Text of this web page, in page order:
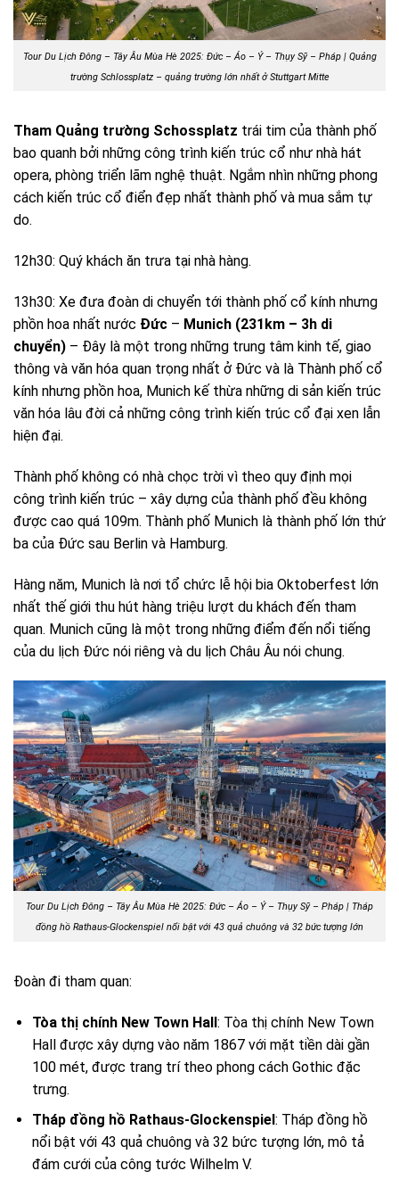
Tour Du Lịch Đông – Tây Âu Mùa Hè 2025: Đức – Áo – Ý – Thụy Sỹ – Pháp | Quảng
trường Schlossplatz – quảng trường lớn nhất ở Stuttgart Mitte
Tham Quảng trường Schossplatz trái tim của thành phố
bao quanh bởi những công trình kiến trúc cổ như nhà hát
opera, phòng triển lãm nghệ thuật. Ngắm nhìn những phong
cách kiến trúc cổ điển đẹp nhất thành phố và mua sắm tự
do.
12h30: Quý khách ăn trưa tại nhà hàng.
13h30: Xe đưa đoàn di chuyển tới thành phố cổ kính nhưng
phồn hoa nhất nước Đức – Munich (231km – 3h di
chuyển) – Đây là một trong những trung tâm kinh tế, giao
thông và văn hóa quan trọng nhất ở Đức và là Thành phố cổ
kính nhưng phồn hoa, Munich kế thừa những di sản kiến trúc
văn hóa lâu đời cả những công trình kiến trúc cổ đại xen lẫn
hiện đại.
Thành phố không có nhà chọc trời vì theo quy định mọi
công trình kiến trúc – xây dựng của thành phố đều không
được cao quá 109m. Thành phố Munich là thành phố lớn thứ
ba của Đức sau Berlin và Hamburg.
Hàng năm, Munich là nơi tổ chức lễ hội bia Oktoberfest lớn
nhất thế giới thu hút hàng triệu lượt du khách đến tham
quan. Munich cũng là một trong những điểm đến nổi tiếng
của du lịch Đức nói riêng và du lịch Châu Âu nói chung.
Tour Du Lịch Đông – Tây Âu Mùa Hè 2025: Đức – Áo – Ý – Thụy Sỹ – Pháp | Tháp
đồng hồ Rathaus-Glockenspiel nổi bật với 43 quả chuông và 32 bức tượng lớn
Đoàn đi tham quan:
Tòa thị chính New Town Hall: Tòa thị chính New Town
Hall được xây dựng vào năm 1867 với mặt tiền dài gần
100 mét, được trang trí theo phong cách Gothic đặc
trưng.
Tháp đồng hồ Rathaus-Glockenspiel : Tháp đồng hồ
nổi bật với 43 quả chuông và 32 bức tượng lớn, mô tả
đám cưới của công tước Wilhelm V.